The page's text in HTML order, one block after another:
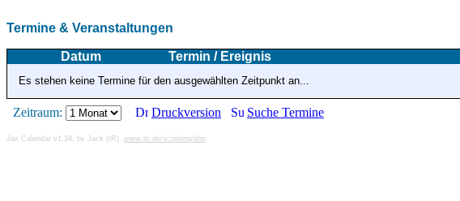
Termine & Veranstaltungen
Datum Termin / Ereignis
Es stehen keine Termine für den ausgewählten Zeitpunkt an...
Zeitraum: Druckversion Suche Termine
Jax Calendar v1.34, by Jack (tR), www.jtr.de/scripting/php